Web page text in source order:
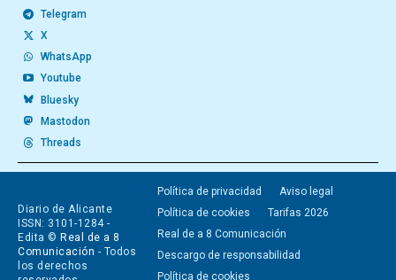
Telegram
X
WhatsApp
Youtube
Bluesky
Mastodon
Threads
Diario de Alicante
ISSN: 3101-1284 -
Edita © Real de a 8
Comunicación - Todos
los derechos
Política de privacidad
Aviso legal
Política de cookies
Tarifas 2026
Real de a 8 Comunicación
Descargo de responsabilidad
Política de cookies